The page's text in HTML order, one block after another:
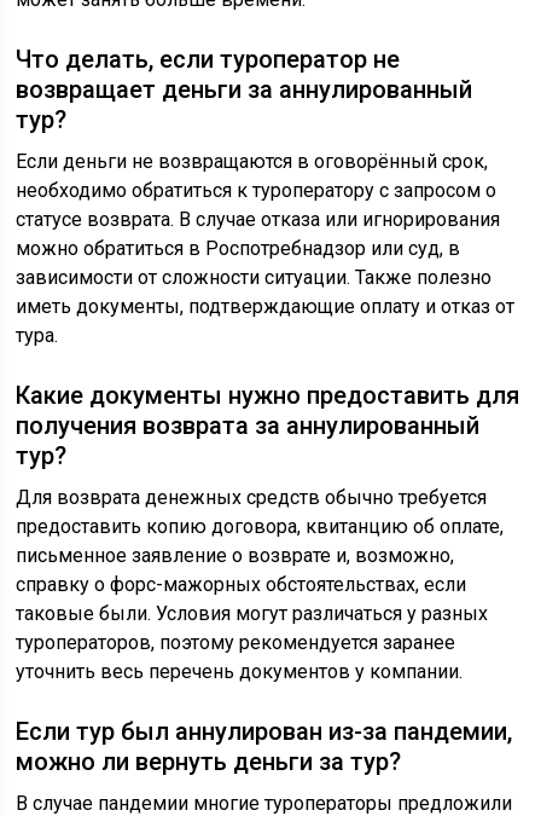
Что делать, если туроператор не
возвращает деньги за аннулированный
тур?
Если деньги не возвращаются в оговорённый срок,
необходимо обратиться к туроператору с запросом о
статусе возврата. В случае отказа или игнорирования
можно обратиться в Роспотребнадзор или суд, в
зависимости от сложности ситуации. Также полезно
иметь документы, подтверждающие оплату и отказ от
тура.
Какие документы нужно предоставить для
получения возврата за аннулированный
тур?
Для возврата денежных средств обычно требуется
предоставить копию договора, квитанцию об оплате,
письменное заявление о возврате и, возможно,
справку о форс-мажорных обстоятельствах, если
таковые были. Условия могут различаться у разных
туроператоров, поэтому рекомендуется заранее
уточнить весь перечень документов у компании.
Если тур был аннулирован из-за пандемии,
можно ли вернуть деньги за тур?
В случае пандемии многие туроператоры предложили